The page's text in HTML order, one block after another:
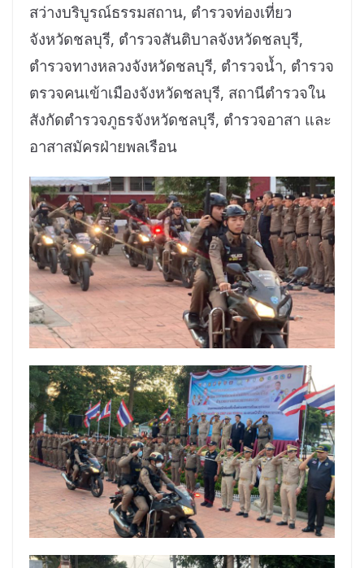
สว่างบริบูรณ์ธรรมสถาน, ตำรวจท่องเที่ยว
จังหวัดชลบุรี, ตำรวจสันติบาลจังหวัดชลบุรี,
ตำรวจทางหลวงจังหวัดชลบุรี, ตำรวจน้ำ, ตำรวจ
ตรวจคนเข้าเมืองจังหวัดชลบุรี, สถานีตำรวจใน
สังกัดตำรวจภูธรจังหวัดชลบุรี, ตำรวจอาสา และ
อาสาสมัครฝ่ายพลเรือน